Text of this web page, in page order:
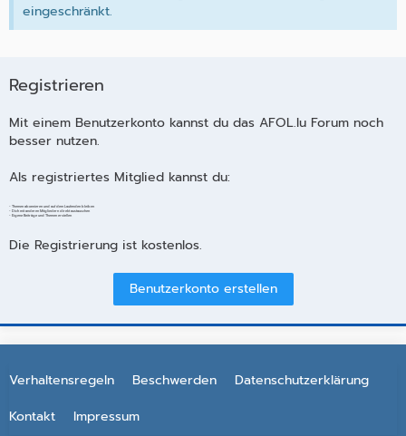
eingeschränkt.
Registrieren
Mit einem Benutzerkonto kannst du das AFOL.lu Forum noch
besser nutzen.
Als registriertes Mitglied kannst du:
- Themen abonnieren und auf dem Laufenden bleiben
- Dich mit anderen Mitgliedern direkt austauschen
- Eigene Beiträge und Themen erstellen
Die Registrierung ist kostenlos.
Benutzerkonto erstellen
Verhaltensregeln Beschwerden
Datenschutzerklärung
Kontakt
Impressum